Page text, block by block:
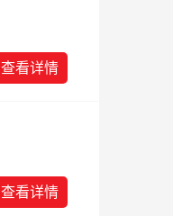
查看详情
查看详情